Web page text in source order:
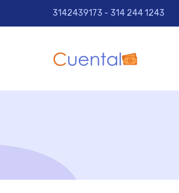
3142439173 - 314 244 1243